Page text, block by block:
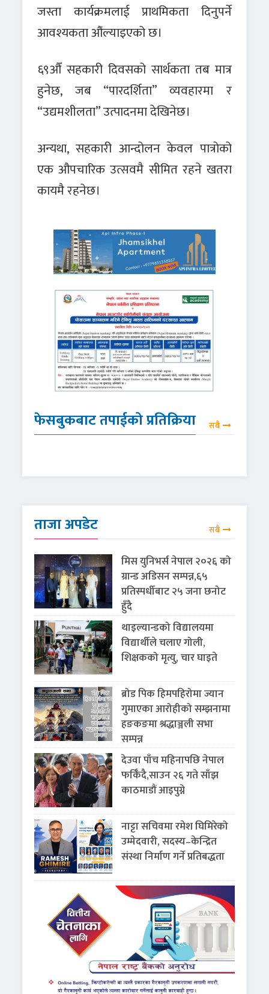
जस्ता कार्यक्रमलाई प्राथमिकता दिनुपर्ने
आवश्यकता औंल्याइएको छ।
६९औँ सहकारी दिवसको सार्थकता तब मात्र
हुनेछ, जब “पारदर्शिता” व्यवहारमा र
“उद्यमशीलता” उत्पादनमा देखिनेछ।
अन्यथा, सहकारी आन्दोलन केवल पात्रोको
एक औपचारिक उत्सवमै सीमित रहने खतरा
कायमै रहनेछ।
फेसबुकबाट तपाईको प्रतिक्रिया सबै
ताजा अपडेट सबै
मिस युनिभर्स नेपाल २०२६ को
ग्रान्ड अडिसन सम्पन्न,६५
प्रतिस्पर्धीबाट २५ जना छनोट
हुँदै
थाइल्यान्डको विद्यालयमा
विद्यार्थीले चलाए गोली,
शिक्षकको मृत्यु, चार घाइते
ब्रोड पिक हिमपहिरोमा ज्यान
गुमाएका आरोहीको सम्झनामा
हङकङमा श्रद्धाञ्जली सभा
सम्पन्न
देउवा पाँच महिनापछि नेपाल
फर्किँदै,साउन २६ गते साँझ
काठमाडौं आइपुग्ने
नाट्टा सचिवमा रमेश घिमिरेको
उम्मेदवारी, सदस्य–केन्द्रित
संस्था निर्माण गर्ने प्रतिबद्धता